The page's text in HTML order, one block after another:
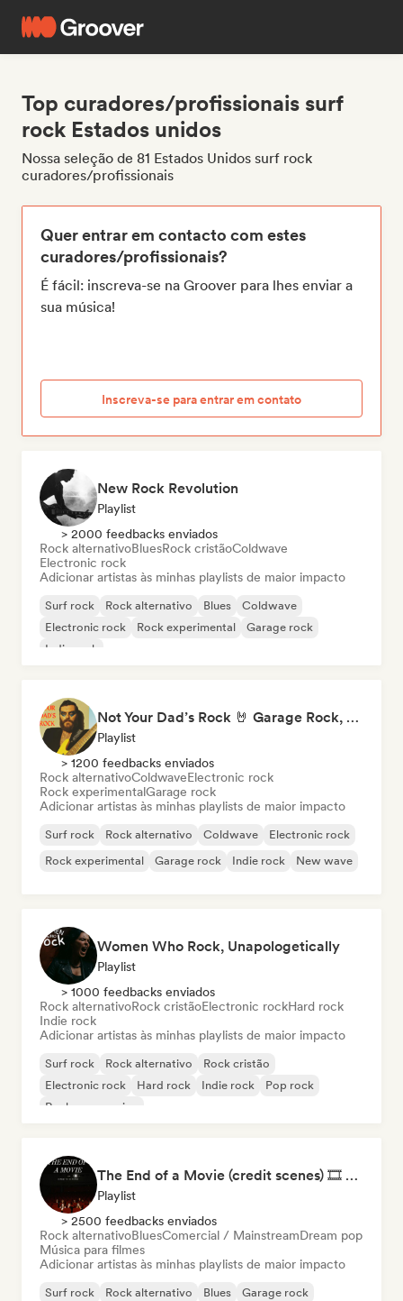
Top curadores/profissionais surf
rock Estados unidos
Nossa seleção de 81 Estados Unidos surf rock
curadores/profissionais
Quer entrar em contacto com estes
curadores/profissionais?
É fácil: inscreva-se na Groover para lhes enviar a
sua música!
Inscreva-se para entrar em contato
New Rock Revolution
Playlist
> 2000 feedbacks enviados
Rock alternativoBluesRock cristãoColdwave
Electronic rock
Adicionar artistas às minhas playlists de maior impacto
Surf rock Rock alternativo Blues
Coldwave
Electronic rock
Rock experimental
Garage rock
Indie rock
Not Your Dad’s Rock 🤘 Garage Rock, Alt-Rock & Indie Anthems
Playlist
> 1200 feedbacks enviados
Rock alternativoColdwaveElectronic rock
Rock experimentalGarage rock
Adicionar artistas às minhas playlists de maior impacto
Surf rock Rock alternativo Coldwave
Electronic rock
Rock experimental
Garage rock Indie rock New wave
Women Who Rock, Unapologetically
Playlist
> 1000 feedbacks enviados
Rock alternativoRock cristãoElectronic rockHard rock
Indie rock
Adicionar artistas às minhas playlists de maior impacto
Surf rock Rock alternativo
Rock cristão
Electronic rock
Hard rock Indie rock
Pop rock
Rock progressivo
The End of a Movie (credit scenes) 🎞️ Cinematic Dream Pop & Bedroom Indie
Playlist
> 2500 feedbacks enviados
Rock alternativoBluesComercial / MainstreamDream pop
Música para filmes
Adicionar artistas às minhas playlists de maior impacto
Surf rock Rock alternativo Blues
Garage rock